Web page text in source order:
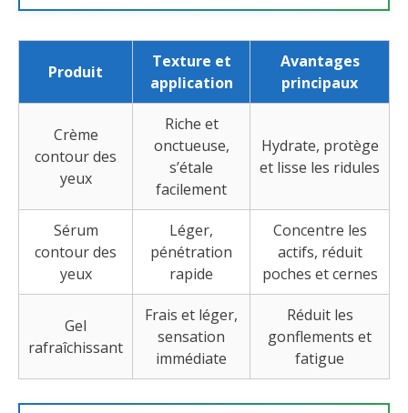
Produit
Texture et
application
Avantages
principaux
Crème
contour des
yeux
Riche et
onctueuse,
s’étale
facilement
Hydrate, protège
et lisse les ridules
Sérum
contour des
yeux
Léger,
pénétration
rapide
Concentre les
actifs, réduit
poches et cernes
Gel
rafraîchissant
Frais et léger,
sensation
immédiate
Réduit les
gonflements et
fatigue